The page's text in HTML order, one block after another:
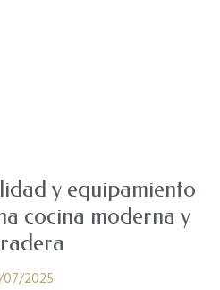
y equipamiento
cocina moderna y
07/2025